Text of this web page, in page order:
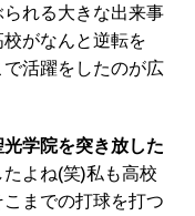
れる大きな出来事
がなんと逆転を
活躍をしたのが広
学院を突き放した
よね(笑)私も高校
までの打球を打つ